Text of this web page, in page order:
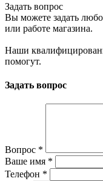
Задать вопрос
Вы можете задать
или работе магазина.
Наши
помогут.
Задать вопрос
Вопрос *
Ваше имя *
Телефон *